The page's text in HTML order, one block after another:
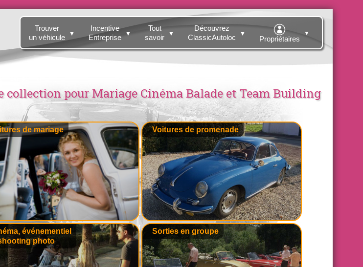
Trouver
un véhicule
▼
Incentive
Entreprise
▼
Tout
savoir
▼
Découvrez
ClassicAutoloc
▼
Propriétaires
▼
collection pour Mariage Cinéma Balade et Team Building
de mariage Voitures de promenade
événementiel
photo
Sorties en groupe